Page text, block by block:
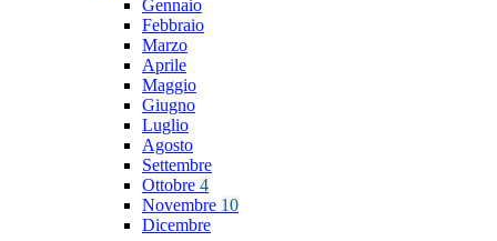
Gennaio
Febbraio
Marzo
Aprile
Maggio
Giugno
Luglio
Agosto
Settembre
Ottobre 4
Novembre 10
Dicembre